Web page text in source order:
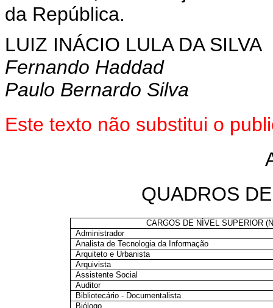
da República.
LUIZ INÁCIO LULA DA SILVA
Fernando Haddad
Paulo Bernardo Silva
Este texto não substitui o
QUADROS
CARGOS DE NÍVEL SUPERIOR
Administrador
Analista de Tecnologia da Informação
Arquiteto e Urbanista
Arquivista
Assistente Social
Auditor
Bibliotecário - Documentalista
Biólogo